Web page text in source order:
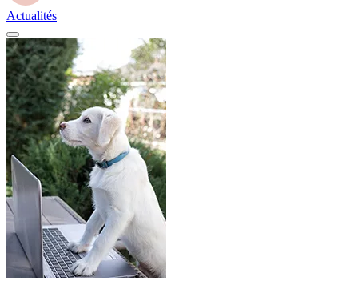
Actualités